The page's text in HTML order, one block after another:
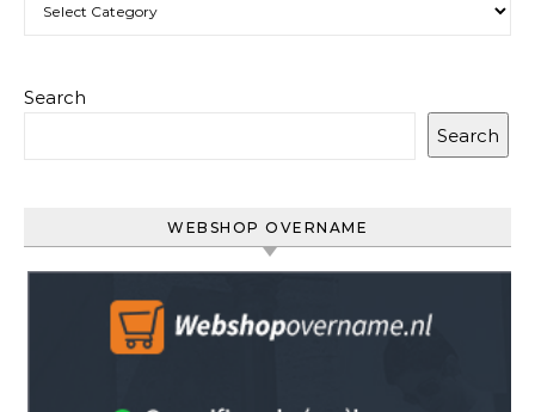
Search
Search
WEBSHOP OVERNAME